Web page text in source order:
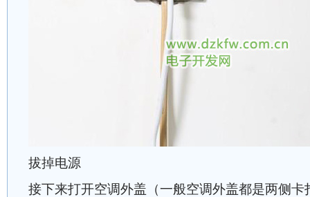
拔掉电源
接下来打开空调外盖（一般空调外盖都是两侧